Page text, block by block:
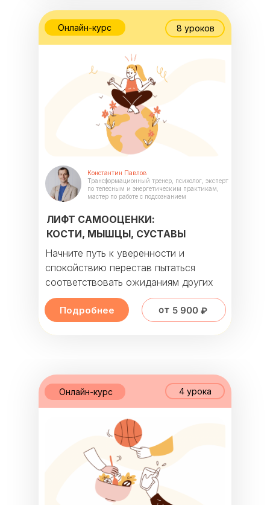
Онлайн-курс 8 уроков
ЛИФТ САМООЦЕНКИ:
КОСТИ, МЫШЦЫ, СУСТАВЫ
Начните путь к уверенности и
спокойствию перестав пытаться
соответствовать ожиданиям других
Подробнее
Константин Павлов
Трансформационный тренер, психолог, эксперт
по телесным и энергетическим практикам,
мастер по работе с подсознанием
от 5 900 ₽
4 урока
Онлайн-курс